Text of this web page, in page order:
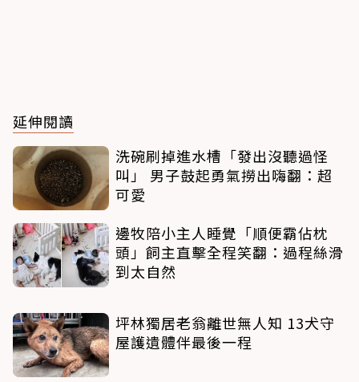
延伸閱讀
洗碗刷掉進水槽「發出沒聽過怪
叫」 男子鼓起勇氣撈出嗨翻：超
可愛
邊牧陪小主人睡覺「順便霸佔枕
頭」飼主直擊全程笑翻：過程絲滑
到太自然
坪林獨居老翁離世無人知 13犬守
屋護遺體伴最後一程